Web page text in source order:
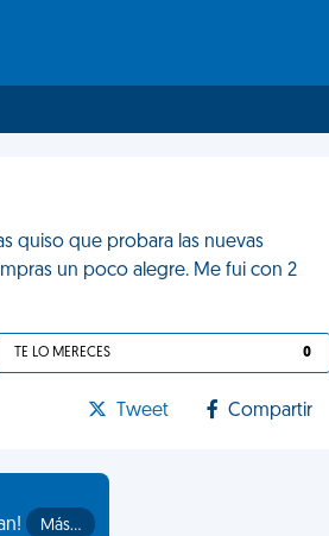
quiso que probara las nuevas
un poco alegre. Me fui con 2
TE LO MERECES 0
Tweet Compartir
Más…